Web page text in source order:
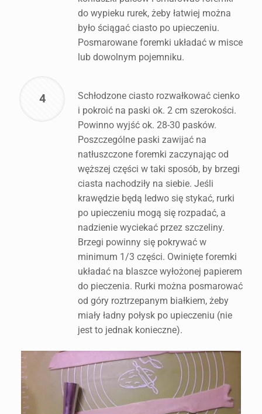
do wypieku rurek, żeby łatwiej można
było ściągać ciasto po upieczeniu.
Posmarowane foremki układać w misce
lub dowolnym pojemniku.
4
Schłodzone ciasto rozwałkować cienko
i pokroić na paski ok. 2 cm szerokości.
Powinno wyjść ok. 28-30 pasków.
Poszczególne paski zawijać na
natłuszczone foremki zaczynając od
węższej części w taki sposób, by brzegi
ciasta nachodziły na siebie. Jeśli
krawędzie będą ledwo się stykać, rurki
po upieczeniu mogą się rozpadać, a
nadzienie wyciekać przez szczeliny.
Brzegi powinny się pokrywać w
minimum 1/3 części. Owinięte foremki
układać na blaszce wyłożonej papierem
do pieczenia. Rurki można posmarować
od góry roztrzepanym białkiem, żeby
miały ładny połysk po upieczeniu (nie
jest to jednak konieczne).